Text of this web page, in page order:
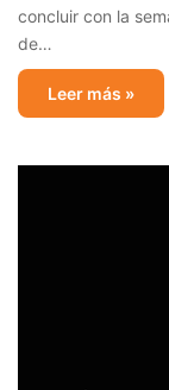
concluir con la
de…
Leer más »